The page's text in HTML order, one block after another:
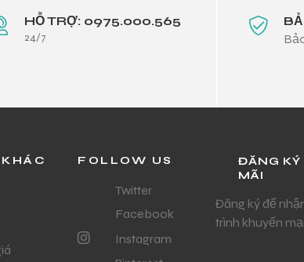
HỖ TRỢ: 0975.000.565
24/7
FOLLOW US
Twitter
Facebook
Instagram
ĐĂNG KÝ
MÃI
Đăng ký để
trình khuyến